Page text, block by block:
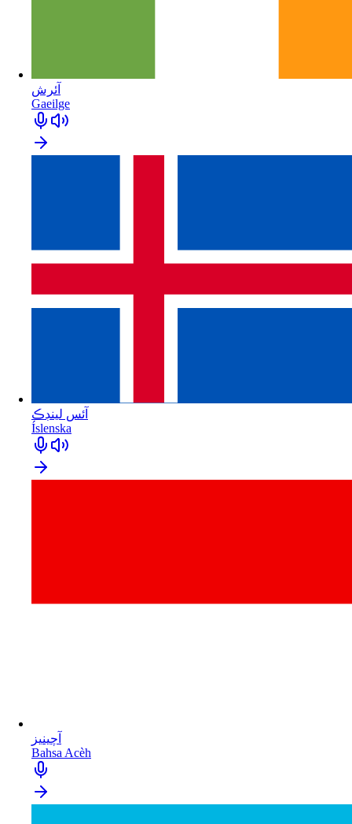
آئرش
Gaeilge
آئس لينڊڪ
Íslenska
آچينيز
Bahsa Acèh